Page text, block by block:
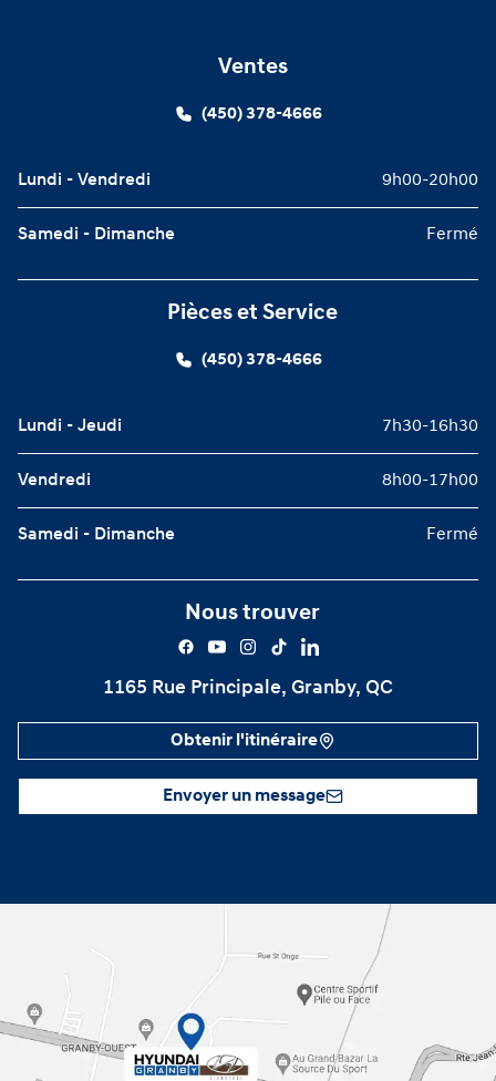
Ventes
(450) 378-4666
Lundi - Vendredi 9h00-20h00
Samedi - Dimanche Fermé
Pièces et Service
(450) 378-4666
Lundi - Jeudi 7h30-16h30
Vendredi 8h00-17h00
Samedi - Dimanche Fermé
Nous trouver
1165 Rue Principale, Granby, QC
Obtenir l'itinéraire
Envoyer un message